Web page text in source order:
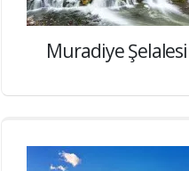
Muradiye Şelalesi